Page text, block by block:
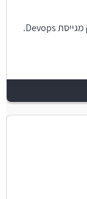
אחת מהחברות המוכרות והמצליחות כיום בשוק מגייסת Devops.